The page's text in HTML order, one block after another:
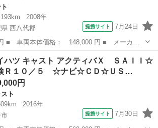
2008年
県 西八代郡
提携サイト 7月24日
名： タント ■ グレード名： カスタムＸ
ＴＶ パワスラ スマートキー ナビ ＣＤ
タント
ハツ キャスト アクティバＸ ＳＡＩＩ☆
Ｒ１０／５ ☆ナビ☆ＣＤ☆ＵＳ…
円
ト
2016年
提携サイト 7月30日